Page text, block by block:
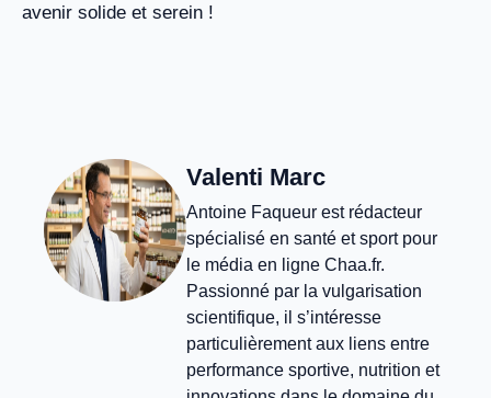
avenir solide et serein !
Valenti Marc
Antoine Faqueur est rédacteur
spécialisé en santé et sport pour
le média en ligne Chaa.fr.
Passionné par la vulgarisation
scientifique, il s’intéresse
particulièrement aux liens entre
performance sportive, nutrition et